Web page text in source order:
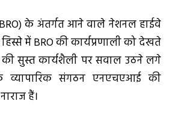
के अंतर्गत आने वाले नेशनल हाईवे
में BRO की कार्यप्रणाली को देखते
सुस्त कार्यशैली पर सवाल उठने लगे
व्यापारिक संगठन एनएचएआई की
हैं।